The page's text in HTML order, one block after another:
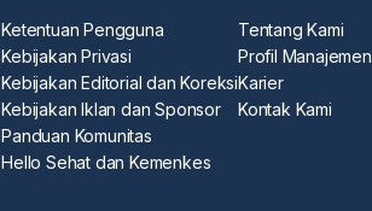
Ketentuan Pengguna
Kebijakan Privasi
Kebijakan Editorial dan Koreksi
Kebijakan Iklan dan Sponsor
Panduan Komunitas
Hello Sehat dan Kemenkes
Tentang Kami
Profil Manajemen
Karier
Kontak Kami